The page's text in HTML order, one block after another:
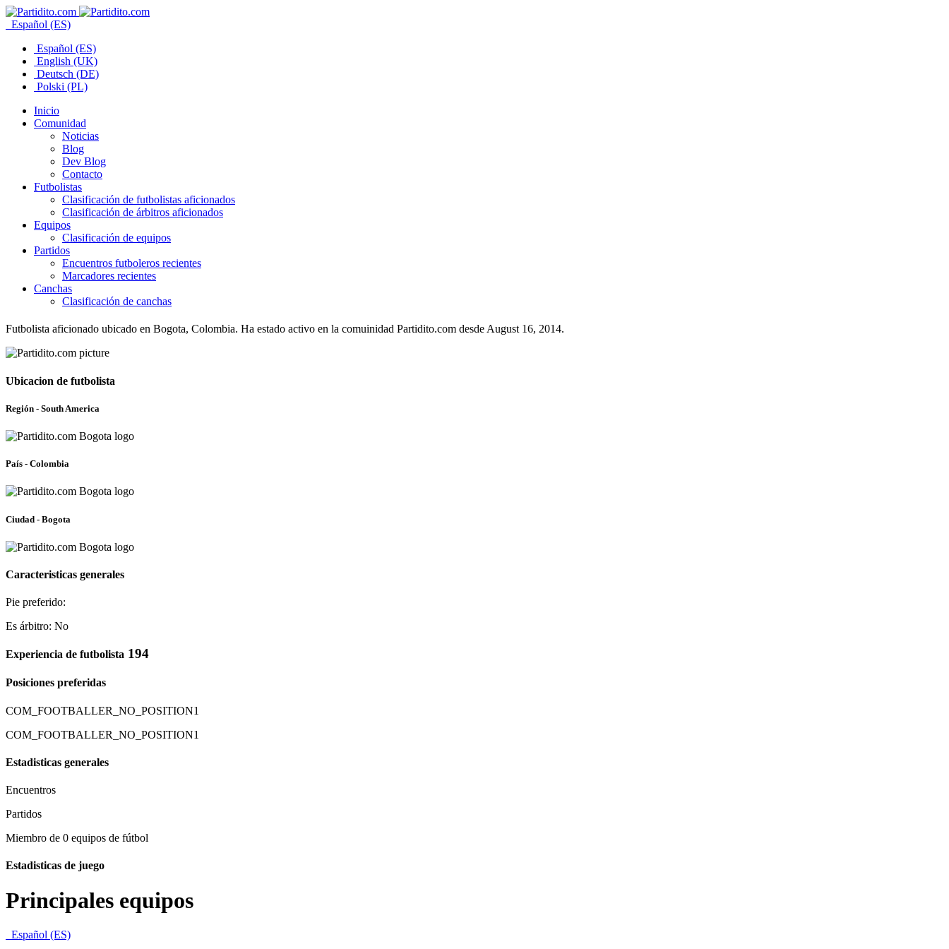
Español (ES)
Español (ES)
English (UK)
Deutsch (DE)
Polski (PL)
Inicio
Comunidad
Noticias
Blog
Dev Blog
Contacto
Futbolistas
Clasificación de futbolistas aficionados
Clasificación de árbitros aficionados
Equipos
Clasificación de equipos
Partidos
Encuentros futboleros recientes
Marcadores recientes
Canchas
Clasificación de canchas
Futbolista aficionado ubicado en Bogota, Colombia. Ha estado activo en la comuinidad Partidito.com desde August 16, 2014.
Ubicacion de futbolista
Región - South America
País - Colombia
Ciudad - Bogota
Caracteristicas generales
Pie preferido:
Es árbitro: No
Experiencia de futbolista 194
Posiciones preferidas
COM_FOOTBALLER_NO_POSITION1
COM_FOOTBALLER_NO_POSITION1
Estadisticas generales
Encuentros
Partidos
Miembro de 0 equipos de fútbol
Estadisticas de juego
Principales equipos
Español (ES)